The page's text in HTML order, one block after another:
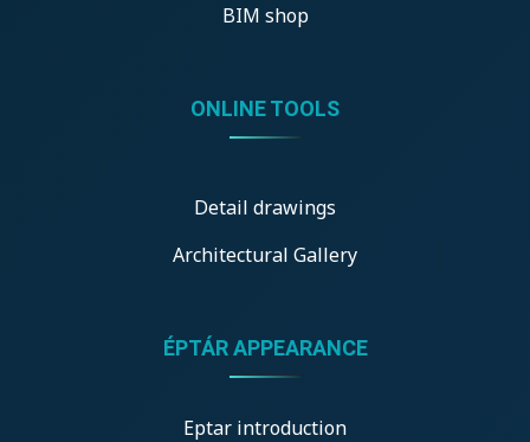
BIM shop
ONLINE TOOLS
Detail drawings
Architectural Gallery
ÉPTÁR APPEARANCE
Eptar introduction